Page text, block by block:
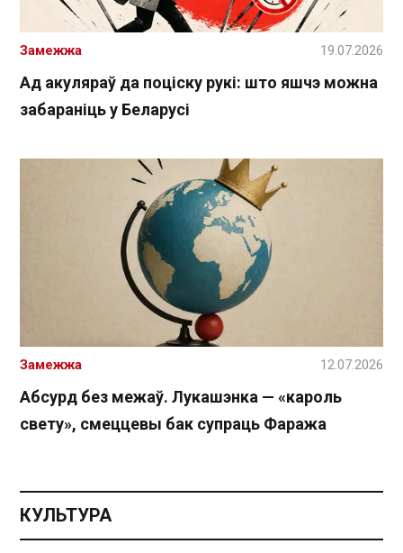
Ад акуляраў да поціску рукі: што яшчэ можна
забараніць у Беларусі
Замежжа 19.07.2026
Абсурд без межаў. Лукашэнка — «кароль
свету», смеццевы бак супраць Фаража
Замежжа 12.07.2026
КУЛЬТУРА